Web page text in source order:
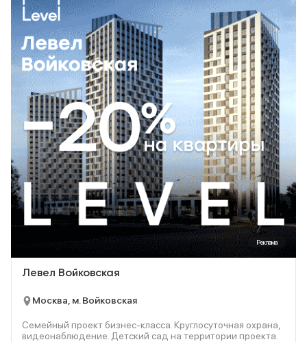
Реклама
Левел Войковская
Москва, м. Войковская
Семейный проект бизнес-класса. Круглосуточная охрана,
видеонаблюдение. Детский сад на территории проекта.